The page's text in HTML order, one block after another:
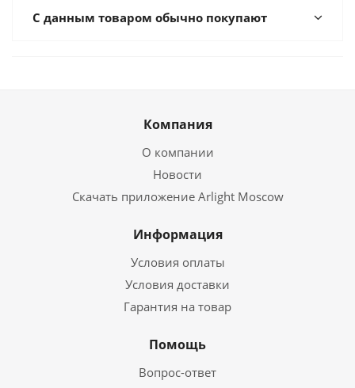
С данным товаром обычно покупают
Компания
О компании
Новости
Скачать приложение Arlight Moscow
Информация
Условия оплаты
Условия доставки
Гарантия на товар
Помощь
Вопрос-ответ